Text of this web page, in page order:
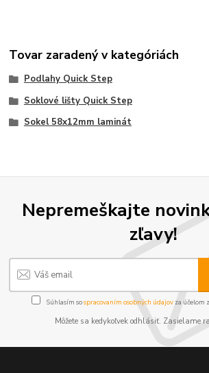
Tovar zaradený v kategóriách
Podlahy Quick Step
Soklové lišty Quick Step
Sokel 58x12mm laminát
Nepremeškajte
zľavy!
Súhlasím sospracovaním osobných údajov za účelom
Môžete sa kedykoľvek odhlásiť. Zasielame